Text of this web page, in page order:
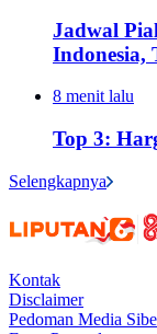
Jadwal
Indonesia,
8 menit lalu
Top 3:
Selengkapnya
Kontak
Disclaimer
Pedoman Media